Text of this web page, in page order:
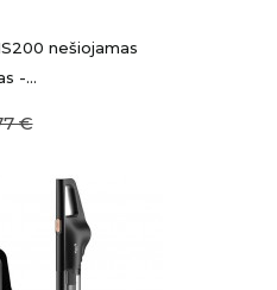
nešiojamas
-...
€